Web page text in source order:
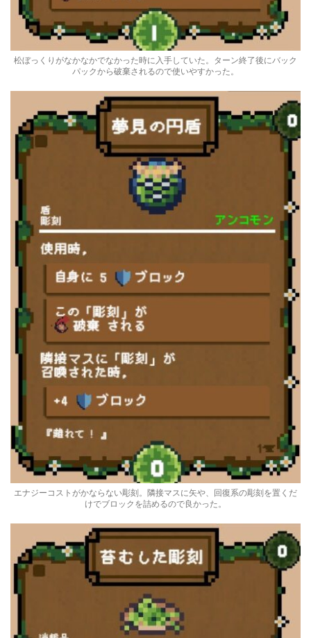
松ぼっくりがなかなかでなかった時に入手していた。ターン終了後にバック
パックから破棄されるので使いやすかった。
エナジーコストがかならない彫刻。隣接マスに矢や、回復系の彫刻を置くだ
けでブロックを詰めるので良かった。